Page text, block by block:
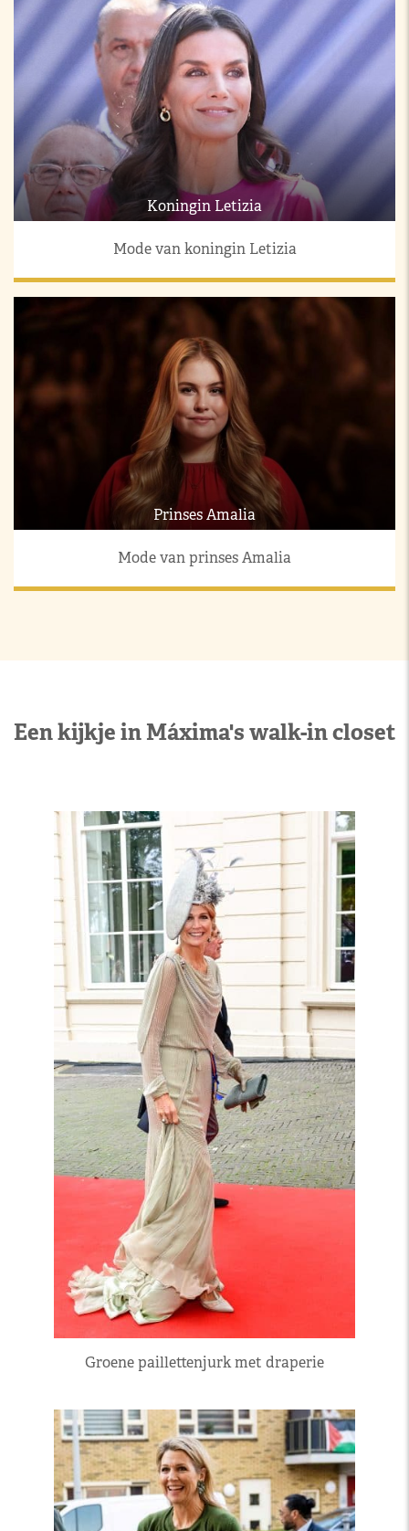
Koningin Letizia
Mode van koningin Letizia
Prinses Amalia
Mode van prinses Amalia
Een kijkje in Máxima's walk-in closet
Groene paillettenjurk met draperie